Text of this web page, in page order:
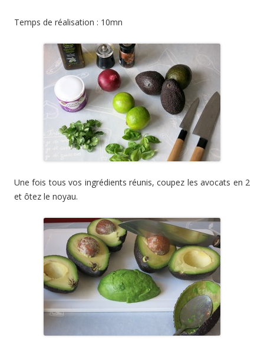
Temps de réalisation : 10mn
Une fois tous vos ingrédients réunis, coupez les avocats en 2
et ôtez le noyau.